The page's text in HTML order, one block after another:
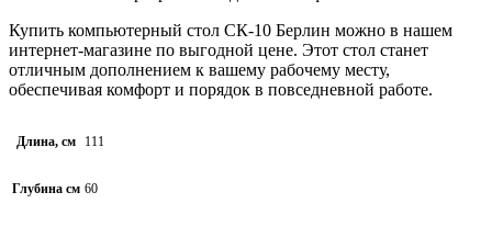
Купить компьютерный стол СК-10 Берлин можно в нашем
интернет-магазине по выгодной цене. Этот стол станет
отличным дополнением к вашему рабочему месту,
обеспечивая комфорт и порядок в повседневной работе.
Длина, см 111
Глубина см 60